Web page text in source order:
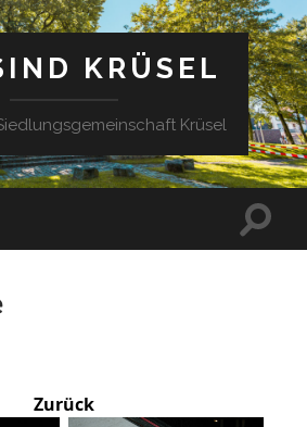
KRÜSEL
Krüsel
Zurück